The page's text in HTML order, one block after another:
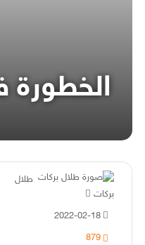
طلال
بركات
2022-02-18
879